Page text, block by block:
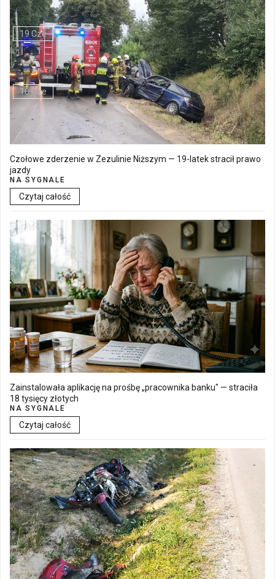
Bezpłatna mammografia w Cycowie
19 Cze
Walne Zgromadzenie w SM "Batory" już 19 czerwca w Łęcznej
18 Cze
Czołowe zderzenie w Zezulinie Niższym — 19-latek stracił prawo
jazdy
NA SYGNALE
Czytaj całość
Zainstalowała aplikację na prośbę „pracownika banku" — straciła
18 tysięcy złotych
NA SYGNALE
Czytaj całość